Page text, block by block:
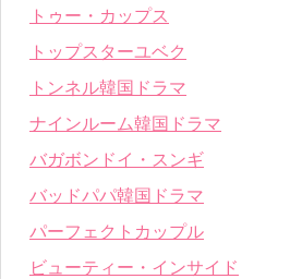
トゥー・カップス
トップスターユベク
トンネル韓国ドラマ
ナインルーム韓国ドラマ
バガボンドイ・スンギ
バッドパパ韓国ドラマ
パーフェクトカップル
ビューティー・インサイド